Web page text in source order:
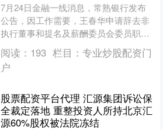
7月24日金融一线消息，常熟银行发布
公告，因工作需要，王春华申请辞去非
执行董事和提名及薪酬委员会委员职
务，朱勤保申请辞去非执行董事、战略
与三农金融服务委员会委员....
阅读： 193 栏目： 专业炒股配资门
户
股票配资平台代理 汇源集团诉讼保
全裁定落地 重整投资人所持北京汇
源60%股权被法院冻结